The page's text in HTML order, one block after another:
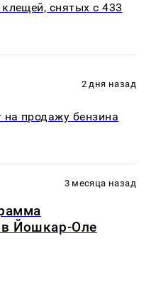
снятых с 433
2 дня назад
продажу бензина
3 месяца назад
Йошкар-Оле